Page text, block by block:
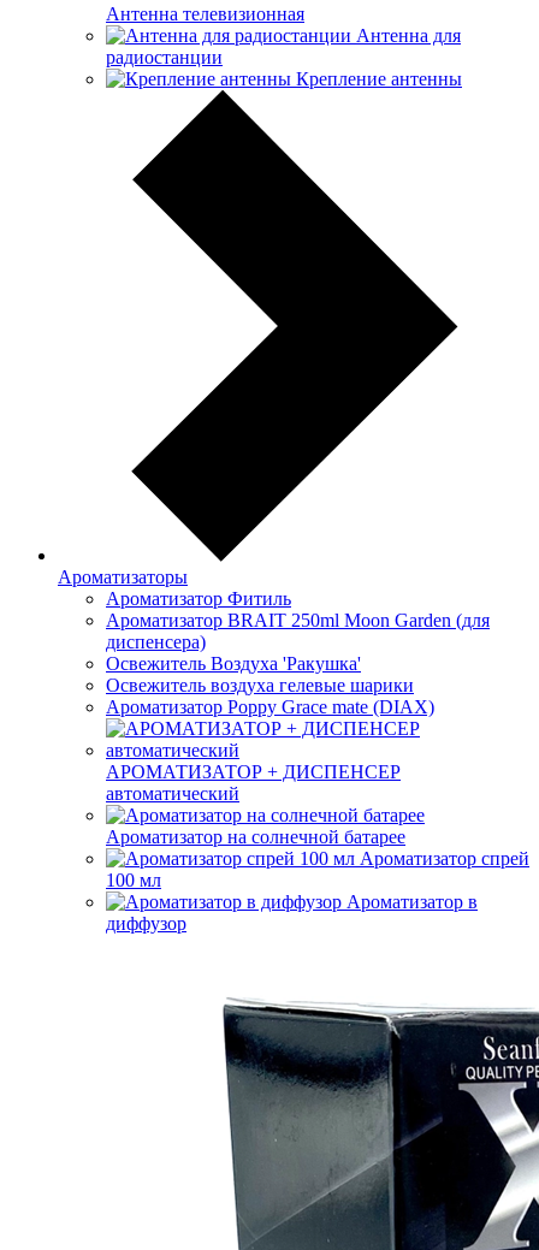
Антенна телевизионная
Антенна для
радиостанции
Крепление антенны
Ароматизаторы
Ароматизатор Фитиль
Ароматизатор BRAIT 250ml Moon Garden (для
диспенсера)
Освежитель Воздуха 'Ракушка'
Освежитель воздуха гелевые шарики
Ароматизатор Poppy Grace mate (DIAX)
АРОМАТИЗАТОР + ДИСПЕНСЕР
автоматический
Ароматизатор на солнечной батарее
Ароматизатор спрей
100 мл
Ароматизатор в
диффузор